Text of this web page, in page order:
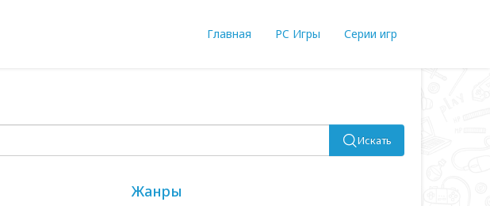
Главная PC Игры Серии игр
Искать
Жанры